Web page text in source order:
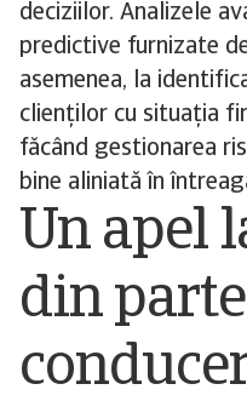
deciziilor. Analizele
predictive furnizate
asemenea, la
clienților cu situația
făcând gestionarea
bine aliniată în
Un apel
din